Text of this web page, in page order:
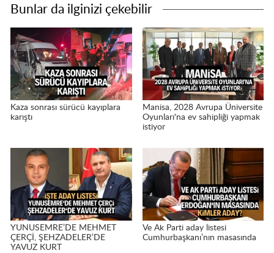
Bunlar da ilginizi çekebilir
Kaza sonrası sürücü kayıplara
karıştı
Manisa, 2028 Avrupa Üniversite
Oyunları'na ev sahipliği yapmak
istiyor
YUNUSEMRE’DE MEHMET
ÇERÇİ, ŞEHZADELER’DE
YAVUZ KURT
Ve Ak Parti aday listesi
Cumhurbaşkanı’nın masasında